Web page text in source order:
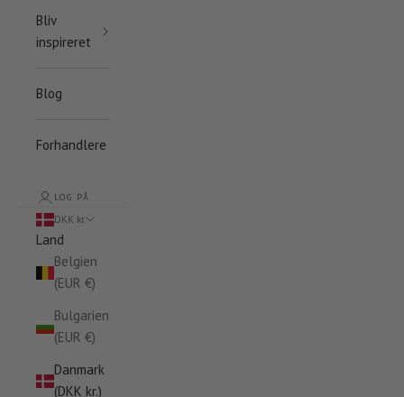
Bliv
inspireret
Blog
Forhandlere
LOG PÅ
DKK kr.
Land
Belgien
(EUR €)
Bulgarien
(EUR €)
Danmark
(DKK kr.)